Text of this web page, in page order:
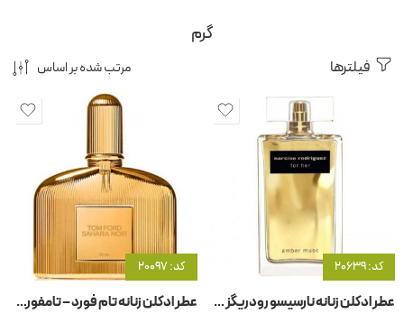
گرم
فیلترها مرتب شده بر اساس
کد: 20639
عطر ادکلن زنانه نارسیسو رودریگز – رودریگوئز فور هر امبر مشک
کد: 20097
عطر ادکلن زنانه تام فورد – تامفورد ساهارا نویر